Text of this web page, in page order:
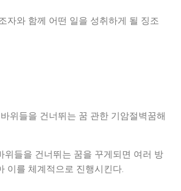
자와 함께 어떤 일을 성취하게 될 징조
위들을 건너뛰는 꿈 관한 기암절벽꿈해
위들을 건너뛰는 꿈을 꾸게되면 여러 방
이를 체계적으로 진행시킨다.